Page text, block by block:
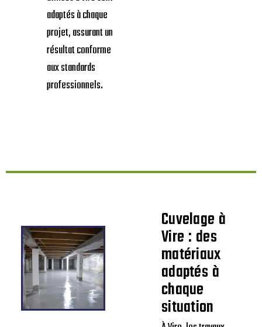
adaptés à chaque
projet, assurant un
résultat conforme
aux standards
professionnels.
Cuvelage à
Vire : des
matériaux
adaptés à
chaque
situation